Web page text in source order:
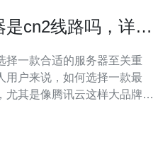
cn2线路吗，详细
择一款合适的服务器至关重
用户来说，如何选择一款最
尤其是像腾讯云这样大品牌的
并提供相关的评测与解答，帮